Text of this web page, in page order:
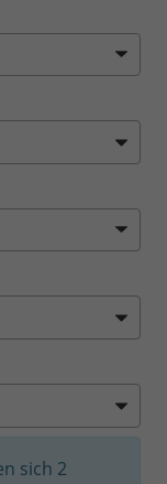
sich 2